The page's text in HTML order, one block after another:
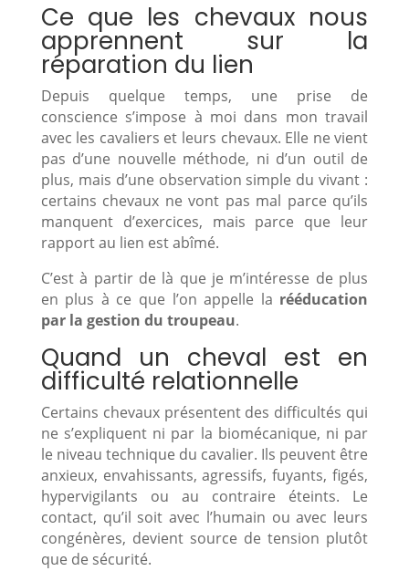
Ce que les chevaux nous
apprennent sur la
réparation du lien
Depuis quelque temps, une prise de
conscience s’impose à moi dans mon travail
avec les cavaliers et leurs chevaux. Elle ne vient
pas d’une nouvelle méthode, ni d’un outil de
plus, mais d’une observation simple du vivant :
certains chevaux ne vont pas mal parce qu’ils
manquent d’exercices, mais parce que leur
rapport au lien est abîmé.
C’est à partir de là que je m’intéresse de plus
en plus à ce que l’on appelle la rééducation
par la gestion du troupeau.
Quand un cheval est en
difficulté relationnelle
Certains chevaux présentent des difficultés qui
ne s’expliquent ni par la biomécanique, ni par
le niveau technique du cavalier. Ils peuvent être
anxieux, envahissants, agressifs, fuyants, figés,
hypervigilants ou au contraire éteints. Le
contact, qu’il soit avec l’humain ou avec leurs
congénères, devient source de tension plutôt
que de sécurité.